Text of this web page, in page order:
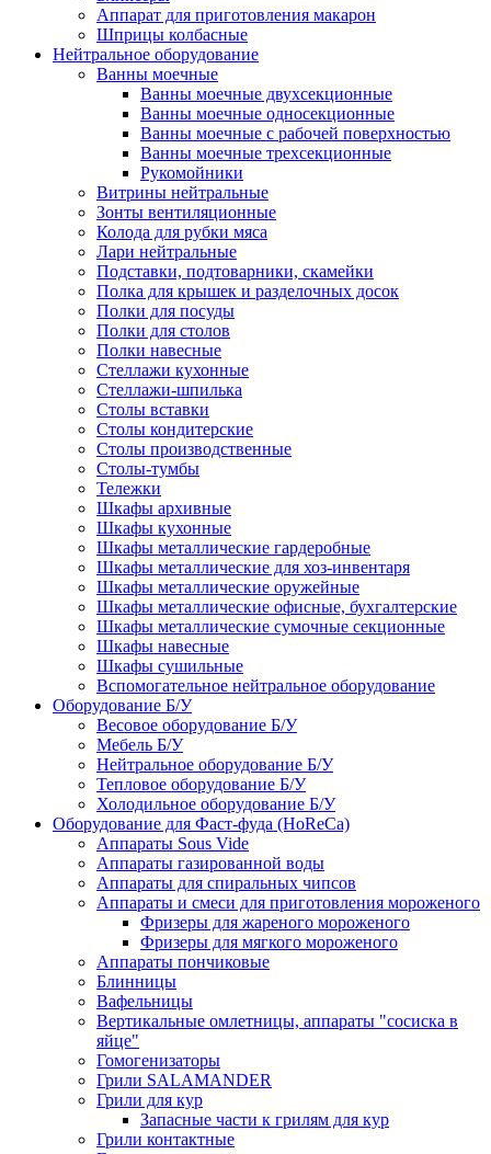
Аппарат для приготовления макарон
Шприцы колбасные
Нейтральное оборудование
Ванны моечные
Ванны моечные двухсекционные
Ванны моечные односекционные
Ванны моечные с рабочей поверхностью
Ванны моечные трехсекционные
Рукомойники
Витрины нейтральные
Зонты вентиляционные
Колода для рубки мяса
Лари нейтральные
Подставки, подтоварники, скамейки
Полка для крышек и разделочных досок
Полки для посуды
Полки для столов
Полки навесные
Стеллажи кухонные
Стеллажи-шпилька
Столы вставки
Столы кондитерские
Столы производственные
Столы-тумбы
Тележки
Шкафы архивные
Шкафы кухонные
Шкафы металлические гардеробные
Шкафы металлические для хоз-инвентаря
Шкафы металлические оружейные
Шкафы металлические офисные, бухгалтерские
Шкафы металлические сумочные секционные
Шкафы навесные
Шкафы сушильные
Вспомогательное нейтральное оборудование
Оборудование Б/У
Весовое оборудование Б/У
Мебель Б/У
Нейтральное оборудование Б/У
Тепловое оборудование Б/У
Холодильное оборудование Б/У
Оборудование для Фаст-фуда (HoReCa)
Аппараты Sous Vide
Аппараты газированной воды
Аппараты для спиральных чипсов
Аппараты и смеси для приготовления мороженого
Фризеры для жареного мороженого
Фризеры для мягкого мороженого
Аппараты пончиковые
Блинницы
Вафельницы
Вертикальные омлетницы, аппараты "сосиска в
яйце"
Гомогенизаторы
Грили SALAMANDER
Грили для кур
Запасные части к грилям для кур
Грили контактные